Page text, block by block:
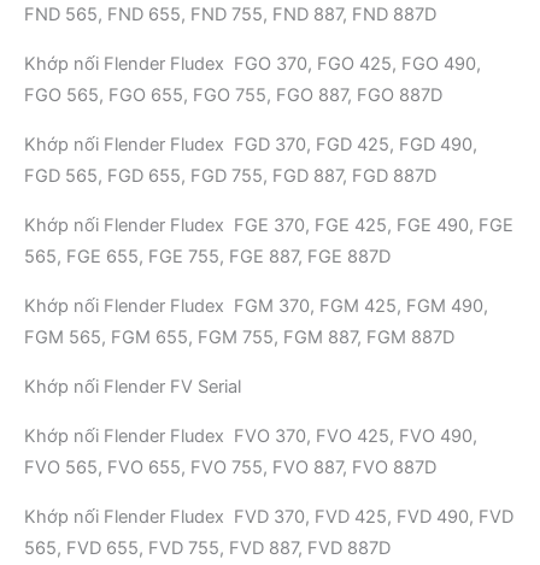
FND 565, FND 655, FND 755, FND 887, FND 887D
Khớp nối Flender Fludex FGO 370, FGO 425, FGO 490,
FGO 565, FGO 655, FGO 755, FGO 887, FGO 887D
Khớp nối Flender Fludex FGD 370, FGD 425, FGD 490,
FGD 565, FGD 655, FGD 755, FGD 887, FGD 887D
Khớp nối Flender Fludex FGE 370, FGE 425, FGE 490, FGE
565, FGE 655, FGE 755, FGE 887, FGE 887D
Khớp nối Flender Fludex FGM 370, FGM 425, FGM 490,
FGM 565, FGM 655, FGM 755, FGM 887, FGM 887D
Khớp nối Flender FV Serial
Khớp nối Flender Fludex FVO 370, FVO 425, FVO 490,
FVO 565, FVO 655, FVO 755, FVO 887, FVO 887D
Khớp nối Flender Fludex FVD 370, FVD 425, FVD 490, FVD
565, FVD 655, FVD 755, FVD 887, FVD 887D